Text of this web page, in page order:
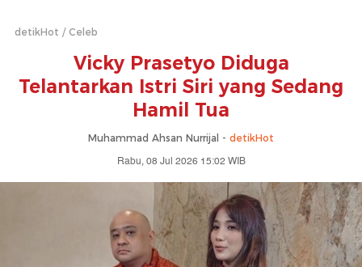
detikHot Celeb
Vicky Prasetyo Diduga
Telantarkan Istri Siri yang Sedang
Hamil Tua
Muhammad Ahsan Nurrijal - detikHot
Rabu, 08 Jul 2026 15:02 WIB